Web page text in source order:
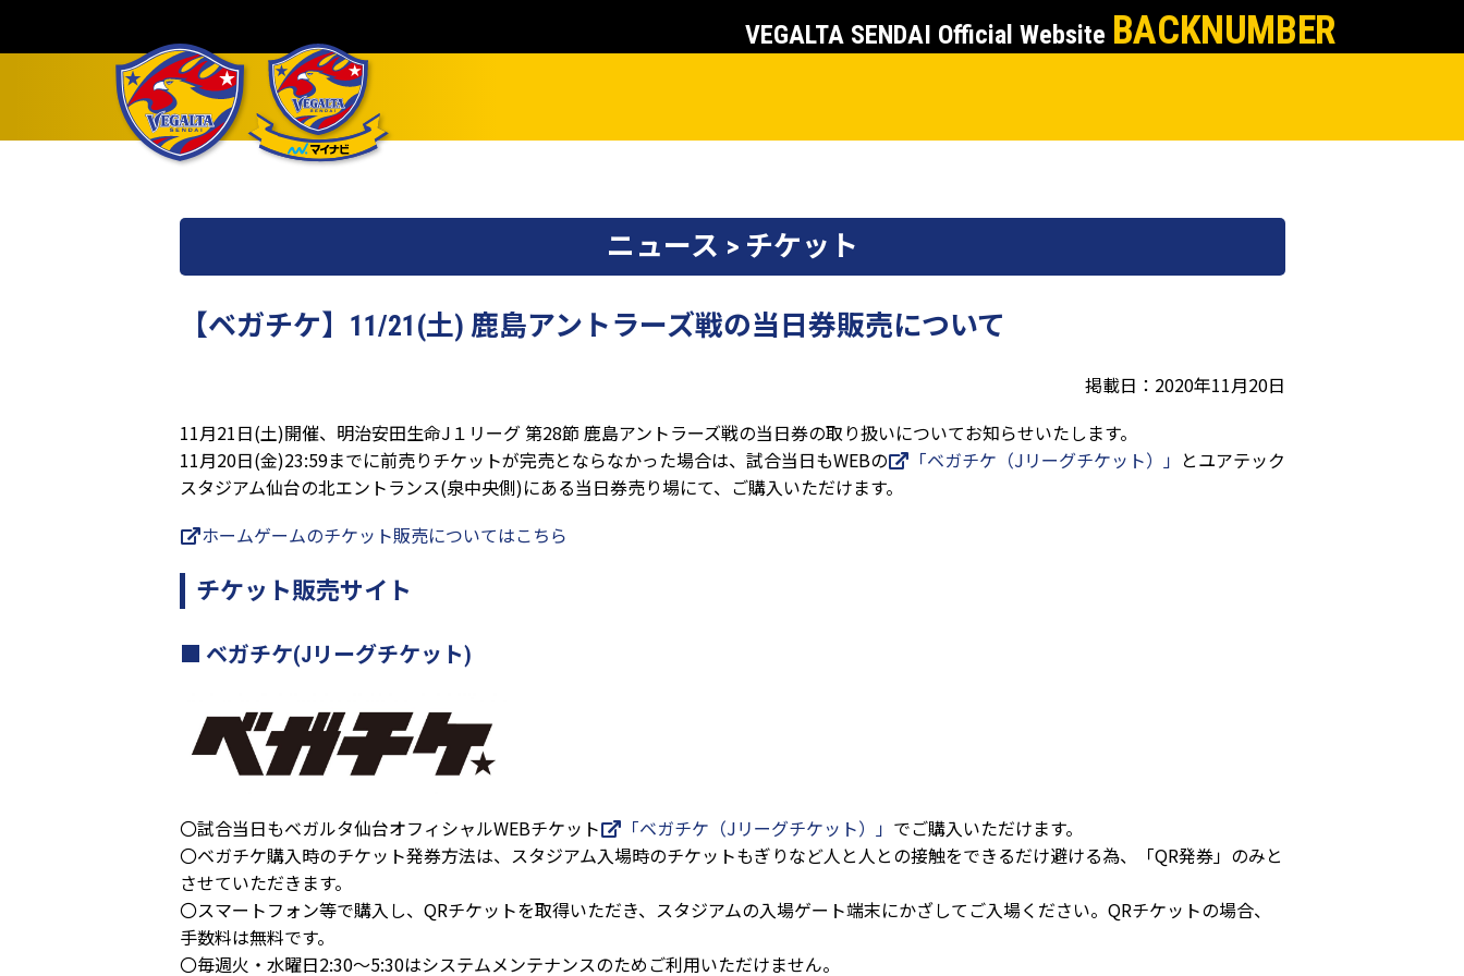
VEGALTA SENDAI Official Website BACKNUMBER
ニュース > チケット
【ベガチケ】11/21(土) 鹿島アントラーズ戦の当日券販売について
掲載日：2020年11月20日
11月21日(土)開催、明治安田生命J１リーグ 第28節 鹿島アントラーズ戦の当日券の取り扱いについてお知らせいたします。
11月20日(金)23:59までに前売りチケットが完売とならなかった場合は、試合当日もWEBの
「ベガチケ（Jリーグチケット）」 とユアテック
スタジアム仙台の北エントランス(泉中央側)にある当日券売り場にて、ご購入いただけます。
ホームゲームのチケット販売についてはこちら
チケット販売サイト
ベガチケ(Jリーグチケット)
〇試合当日もベガルタ仙台オフィシャルWEBチケット 「ベガチケ（Jリーグチケット）」 でご購入いただけます。
〇ベガチケ購入時のチケット発券方法は、スタジアム入場時のチケットもぎりなど人と人との接触をできるだけ避ける為、「QR発券」のみと
させていただきます。
〇スマートフォン等で購入し、QRチケットを取得いただき、スタジアムの入場ゲート端末にかざしてご入場ください。QRチケットの場合、
手数料は無料です。
〇毎週火・水曜日2:30～5:30はシステムメンテナンスのためご利用いただけません。